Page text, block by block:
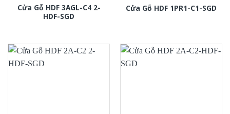
Cửa Gỗ HDF 3AGL-C4 2-
HDF-SGD
Cửa Gỗ HDF 1PR1-C1-SGD